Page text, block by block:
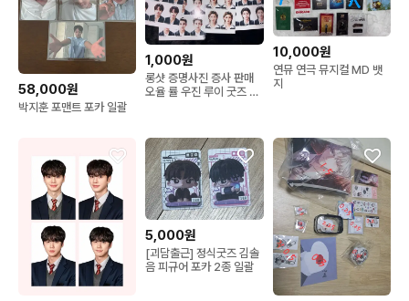
58,000원
박지훈 포맨트 포카 일괄
1,000원
롱샷 증명사진 증사 판매
오율 률 우진 루이 굿즈 포
10,000원
연뮤 연극 뮤지컬 MD 뱃
지
5,000원
[괴담출근] 정식굿즈 김솔
음 피규어 포카 2종 일괄